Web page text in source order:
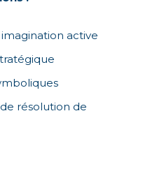
active
résolution de